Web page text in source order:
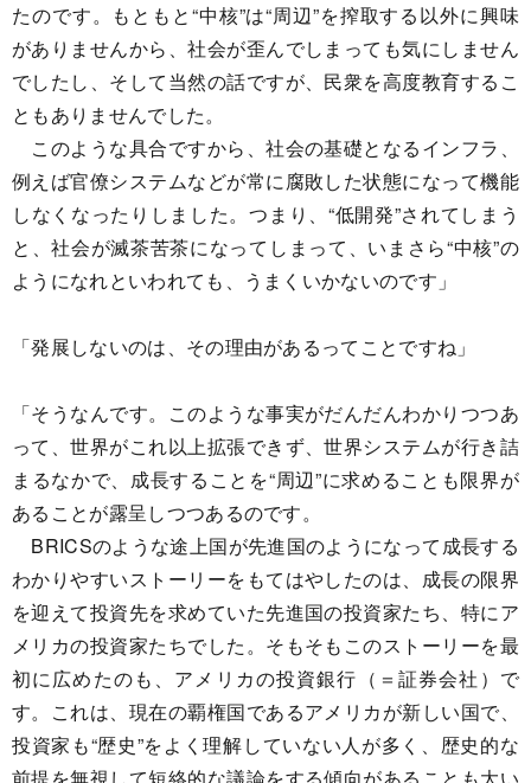
たのです。もともと“中核”は“周辺”を搾取する以外に興味
がありませんから、社会が歪んでしまっても気にしません
でしたし、そして当然の話ですが、民衆を高度教育するこ
ともありませんでした。
このような具合ですから、社会の基礎となるインフラ、
例えば官僚システムなどが常に腐敗した状態になって機能
しなくなったりしました。つまり、“低開発”されてしまう
と、社会が滅茶苦茶になってしまって、いまさら“中核”の
ようになれといわれても、うまくいかないのです」
「発展しないのは、その理由があるってことですね」
「そうなんです。このような事実がだんだんわかりつつあ
って、世界がこれ以上拡張できず、世界システムが行き詰
まるなかで、成長することを“周辺”に求めることも限界が
あることが露呈しつつあるのです。
BRICSのような途上国が先進国のようになって成長する
わかりやすいストーリーをもてはやしたのは、成長の限界
を迎えて投資先を求めていた先進国の投資家たち、特にア
メリカの投資家たちでした。そもそもこのストーリーを最
初に広めたのも、アメリカの投資銀行（＝証券会社）で
す。これは、現在の覇権国であるアメリカが新しい国で、
投資家も“歴史”をよく理解していない人が多く、歴史的な